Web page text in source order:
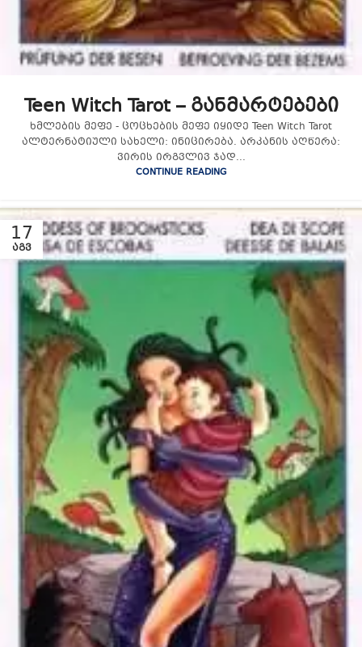
Teen Witch Tarot – განმარტებები
ხმლების მეფე - ცოცხების მეფე იყიდე Teen Witch Tarot
ალტერნატიული სახელი: ინიცირება. არკანის აღწერა:
ვირის ირგვლივ ჯად...
CONTINUE READING
17
ᲐᲒᲕ